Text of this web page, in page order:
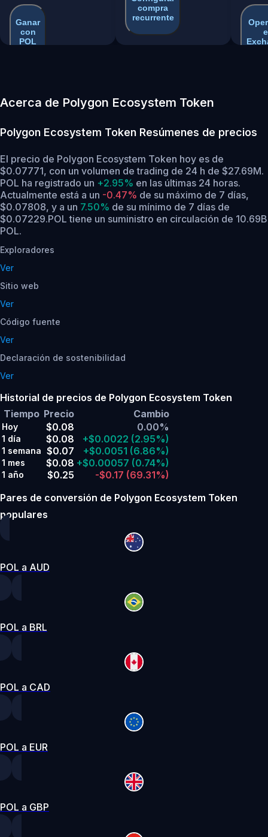
Ganar
con
POL
compra
recurrente
Acerca de Polygon Ecosystem Token
Polygon Ecosystem Token Resúmenes de precios
El precio de Polygon Ecosystem Token hoy es de
$0.07771, con un volumen de trading de 24 h de $27.69M.
POL ha registrado un +2.95% en las últimas 24 horas.
Actualmente está a un -0.47% de su máximo de 7 días,
$0.07808, y a un 7.50% de su mínimo de 7 días de
$0.07229.POL tiene un suministro en circulación de 10.69B
POL.
Exploradores
Ver
Sitio web
Ver
Código fuente
Ver
Declaración de sostenibilidad
Ver
Historial de precios de Polygon Ecosystem Token
Tiempo Precio Cambio
Hoy $0.08 0.00%
1 día $0.08 +$0.0022 (2.95%)
1 semana $0.07 +$0.0051 (6.86%)
1 mes $0.08 +$0.00057 (0.74%)
1 año $0.25 -$0.17 (69.31%)
Pares de conversión de Polygon Ecosystem Token
populares
POL a AUD
POL a BRL
POL a CAD
POL a EUR
POL a GBP